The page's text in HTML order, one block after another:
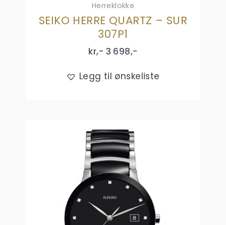
Herreklokke
SEIKO HERRE QUARTZ – SUR
307P1
kr,- 3 698,-
Legg til ønskeliste